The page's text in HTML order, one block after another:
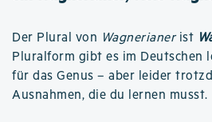
Der Plural von Wagnerianerist
Pluralform gibt es im Deutschen
für das Genus – aber leider
Ausnahmen, die du lernen musst.